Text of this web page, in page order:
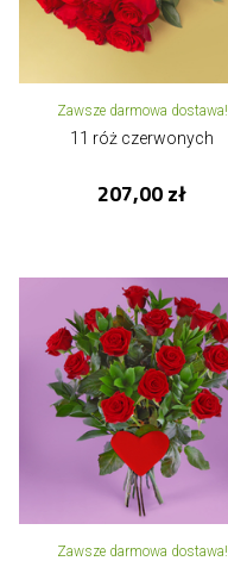
Zawsze darmowa dostawa!
11 róż czerwonych
207,00 zł
Zawsze darmowa dostawa!